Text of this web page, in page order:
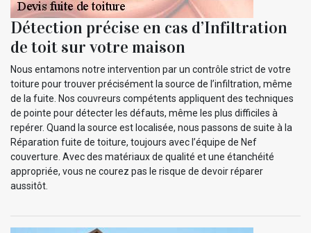
Détection précise en cas d’Infiltration
de toit sur votre maison
Nous entamons notre intervention par un contrôle strict de votre
toiture pour trouver précisément la source de l’infiltration, même
de la fuite. Nos couvreurs compétents appliquent des techniques
de pointe pour détecter les défauts, même les plus difficiles à
repérer. Quand la source est localisée, nous passons de suite à la
Réparation fuite de toiture, toujours avec l’équipe de Nef
couverture. Avec des matériaux de qualité et une étanchéité
appropriée, vous ne courez pas le risque de devoir réparer
aussitôt.